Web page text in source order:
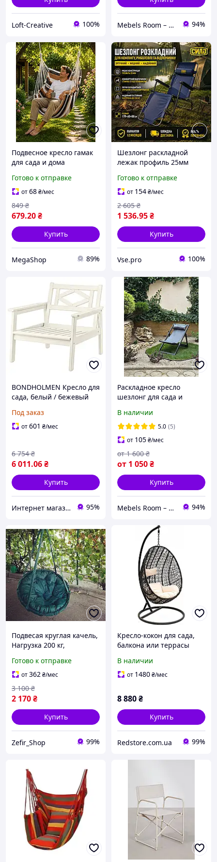
Loft-Creative 100% Mebels Room – ми за комфорт та зручність для вас 94%
Подвесное кресло гамак
для сада и дома
из ткани 100х130 см
коричневый в полоску
Готово к отправке
от68₴/мес
679.20₴
849 ₴
Купить
MegaShop 89%
Шезлонг раскладной
лежак профиль 25мм
рыболовное кресло для
сада дачи кемпинга
садовый пляжный
шезлонг отдыха
Готово к отправке
от 154₴/мес
1 536.95₴
2 605 ₴
Купить
Vse.pro 100%
BONDHOLMEN Кресло для
сада, белый / бежевый
Под заказ
от601 ₴/мес
6 011.06₴
6 754 ₴
Купить
Интернет магазин - Маркет 95%
Раскладное кресло
шезлонг для сада и
В наличии
5.0 (5)
от 105₴/мес
от 1 050₴
от 1 600 ₴
Купить
Mebels Room – ми за комфорт та зручність для вас 94%
Подвесая круглая качель,
Нагрузка 200 кг,
для сада, дома, дачи,
улицы, террасы
Готово к отправке
от362₴/мес
2 170₴
3 100 ₴
Купить
Zefir_Shop 99%
Кресло-кокон для сада,
балкона или террасы
Коричневый
В наличии
от 1480₴/мес
8 880₴
Купить
Redstore.com.ua 99%